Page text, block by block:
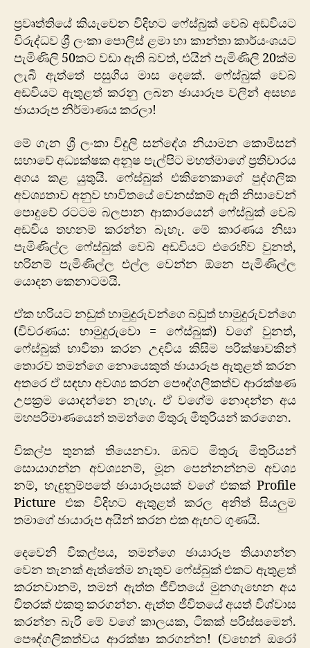
ප්‍රවෘත්තියේ කියැවෙන විදිහට ෆේස්බුක් වෙබ් අඩවියට
විරුද්ධව ශ්‍රී ලංකා පොලිස් ළමා හා කාන්තා කාර්යංශයට
පැමිණිලි 50කට වඩා ඇති බවත්, එයින් පැමිණිලි 20ක්ම
ලැබී ඇත්තේ පසුගිය මාස දෙකේ. ෆේස්බුක් වෙබ්
අඩවියට ඇතුළත් කරනු ලබන ඡායාරූප වලින් අසභ්‍ය
ඡායාරූප නිර්මාණය කරලා!
මේ ගැන ශ්‍රී ලංකා විදුලි සන්දේශ නියාමන කොමිසන්
සභාවේ අධ්‍යක්ෂක අනූෂ පැල්පිට මහත්මාගේ ප්‍රතිචාරය
අගය කළ යුතුයි. ෆේස්බුක් එකිනෙකාගේ පුද්ගලික
අවශ්‍යතාව අනුව භාවිතයේ වෙනස්කම් ඇති නිසාවෙන්
පොදුවේ රටටම බලපාන ආකාරයෙන් ෆේස්බුක් වෙබ්
අඩවිය තහනම් කරන්න බැහැ. මේ කාරණය නිසා
පැමිණිල්ල ෆේස්බුක් වෙබ් අඩවියට එරෙහිව වුනත්,
හරිනම් පැමිණිල්ල එල්ල වෙන්න ඕනෙ පැමිණිල්ල
යොදන කෙනාටමයි.
ඒක හරියට නඩුත් හාමුදුරුවන්ගෙ බඩුත් හාමුදුරුවන්ගෙ
(විවරණය: හාමුදුරුවො = ෆේස්බුක්) වගේ වුනත්,
ෆේස්බුක් භාවිතා කරන උදවිය කිසිම පරික්ෂාවකින්
තොරව තමන්ගෙ නොයෙකුත් ඡායාරූප ඇතුළත් කරන
අතරෙ ඒ සඳහා අවශ්‍ය කරන පෞද්ගලිකත්ව ආරක්ෂණ
උපක්‍රම යොදන්නෙ නැහැ. ඒ වගේම නොදන්න අය
මහපරිමා‍ණයෙන් තමන්ගෙ මිතුරු මිතුරියන් කරගෙන.
විකල්ප තුනක් තියෙනවා. ඔබට මිතුරු මිතුරියන්
සොයාගන්න අවශ්‍යනම්, මූන පෙන්නන්නම අවශ්‍ය
නම්, හැඳුනුම්පතේ ඡායාරූපයක් වගේ එකක් Profile
Picture එක විදිහට ඇතුළත් කරල අනිත් සියලුම
තමාගේ ඡායාරූප අයින් කරන එක ඇඟට ගුණයි.
දෙවෙනි විකල්පය, තමන්ගෙ ඡායාරූප තියාගන්න
වෙන තැනක් ඇත්තේම නැතුව ෆේස්බුක් එකට ඇතුළත්
කරනවානම්, තමන් ඇත්ත ජීවිතයේ මුනගැහෙන අය
විතරක් එකතු කරගන්න. ඇත්ත ජීවිත‍යේ අයත් විශ්වාස
කරන්න බැරි මේ වගේ කාලයක, ටිකක් පරිස්සමෙන්.
පෞද්ගලිකත්වය ආරක්ෂා කරගන්න! (වහෙන් ඔරෝ